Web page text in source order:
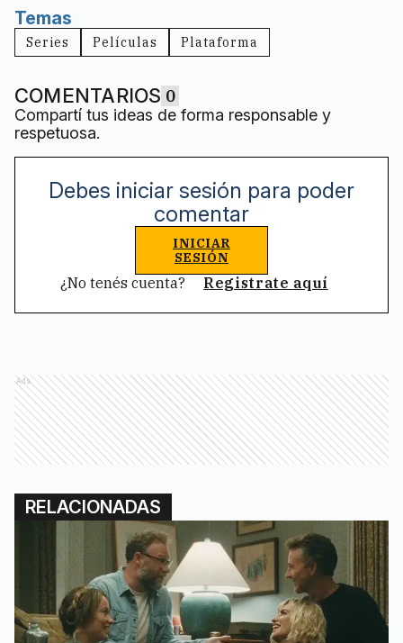
Temas
Series Películas Plataforma
COMENTARIOS 0
Compartí tus ideas de forma responsable y
respetuosa.
Debes iniciar sesión para poder
comentar
INICIAR
SESIÓN
¿No tenés cuenta? Registrate aquí
Ads
RELACIONADAS